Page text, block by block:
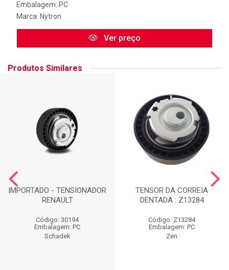
Embalagem: PC
Marca: Nytron
Ver preço
Produtos Similares
IMPORTADO - TENSIONADOR
RENAULT
Código: 30194
Embalagem: PC
Schadek
TENSOR DA CORREIA
DENTADA : Z13284
Código: Z13284
Embalagem: PC
Zen